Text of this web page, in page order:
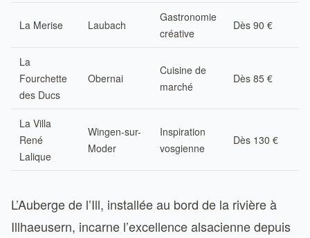
La Merise Laubach
Gastronomie
créative
Dès 90 €
La
Fourchette
des Ducs
Obernai
Cuisine de
marché
Dès 85 €
La Villa
René
Lalique
Wingen-sur-
Moder
Inspiration
vosgienne
Dès 130 €
L’Auberge de l’Ill, installée au bord de la rivière à
Illhaeusern, incarne l’excellence alsacienne depuis